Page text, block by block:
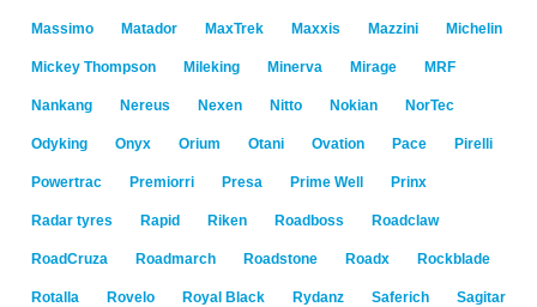
Massimo Matador MaxTrek Maxxis Mazzini Michelin
Mickey Thompson Mileking Minerva Mirage MRF
Nankang Nereus Nexen Nitto Nokian NorTec
Odyking Onyx Orium Otani Ovation Pace Pirelli
Powertrac Premiorri Presa Prime Well Prinx
Radar tyres Rapid Riken Roadboss Roadclaw
RoadCruza Roadmarch Roadstone Roadx Rockblade
Rotalla Rovelo Royal Black Rydanz Saferich Sagitar